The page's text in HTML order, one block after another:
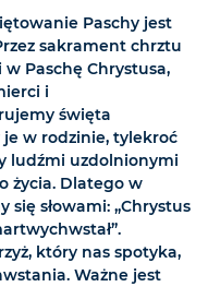
Paschy jest
sakrament chrztu
Paschę Chrystusa,
i
święta
w rodzinie, tylekroć
ludźmi uzdolnionymi
życia. Dlatego w
słowami: „Chrystus
który nas spotyka,
Ważne jest